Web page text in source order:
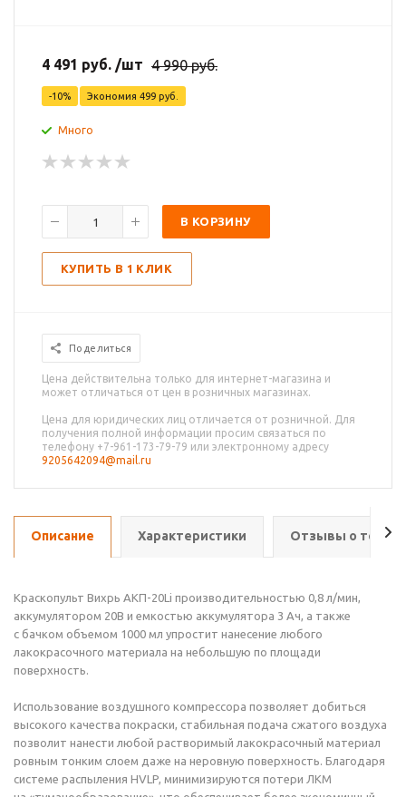
4 491 руб. /шт 4 990руб.
-10% Экономия 499 руб.
Много
В КОРЗИНУ
КУПИТЬ В 1 КЛИК
Поделиться
Цена действительна только для интернет-магазина и
может отличаться от цен в розничных магазинах.
Цена для юридических лиц отличается от розничной. Для
получения полной информации просим связаться по
телефону +7-961-173-79-79 или электронному адресу
9205642094@mail.ru
Описание Характеристики Отзывы о
Краскопульт Вихрь АКП-20Li производительностью 0,8 л/мин,
аккумулятором 20В и емкостью аккумулятора 3 Ач, а также
с бачком объемом 1000 мл упростит нанесение любого
лакокрасочного материала на небольшую по площади
поверхность.
Использование воздушного компрессора позволяет добиться
высокого качества покраски, стабильная подача сжатого воздуха
позволит нанести любой растворимый лакокрасочный материал
ровным тонким слоем даже на неровную поверхность. Благодаря
системе распыления HVLP, минимизируются потери ЛКМ